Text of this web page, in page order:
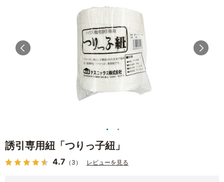
誘引専用紐「つりっ子紐」
4.7 （3） レビューを見る